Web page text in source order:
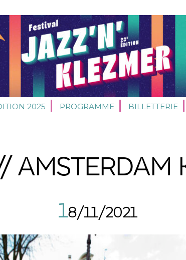
2025 PROGRAMME BILLETTERIE
AMSTERDAM
18/11/2021